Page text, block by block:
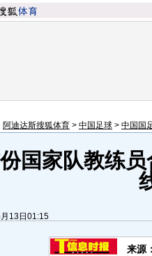
阿迪达斯搜狐体育 > 中国足球 > 中国国
国家队教练
13日01:15
来源